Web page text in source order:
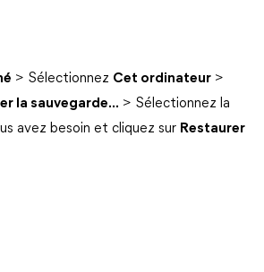
> Sélectionnez Cet ordinateur >
la sauvegarde... > Sélectionnez la
avez besoin et cliquez sur Restaurer